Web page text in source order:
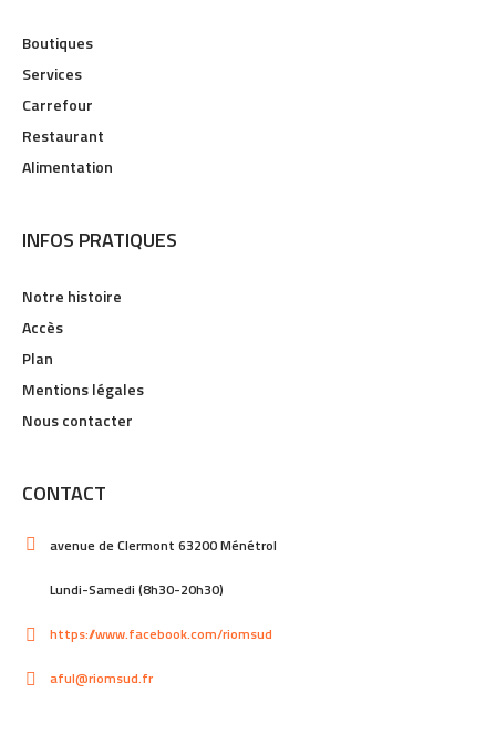
Boutiques
Services
Carrefour
Restaurant
Alimentation
INFOS PRATIQUES
Notre histoire
Accès
Plan
Mentions légales
Nous contacter
CONTACT
avenue de Clermont 63200 Ménétrol
Lundi-Samedi (8h30-20h30)
https://www.facebook.com/riomsud
aful@riomsud.fr